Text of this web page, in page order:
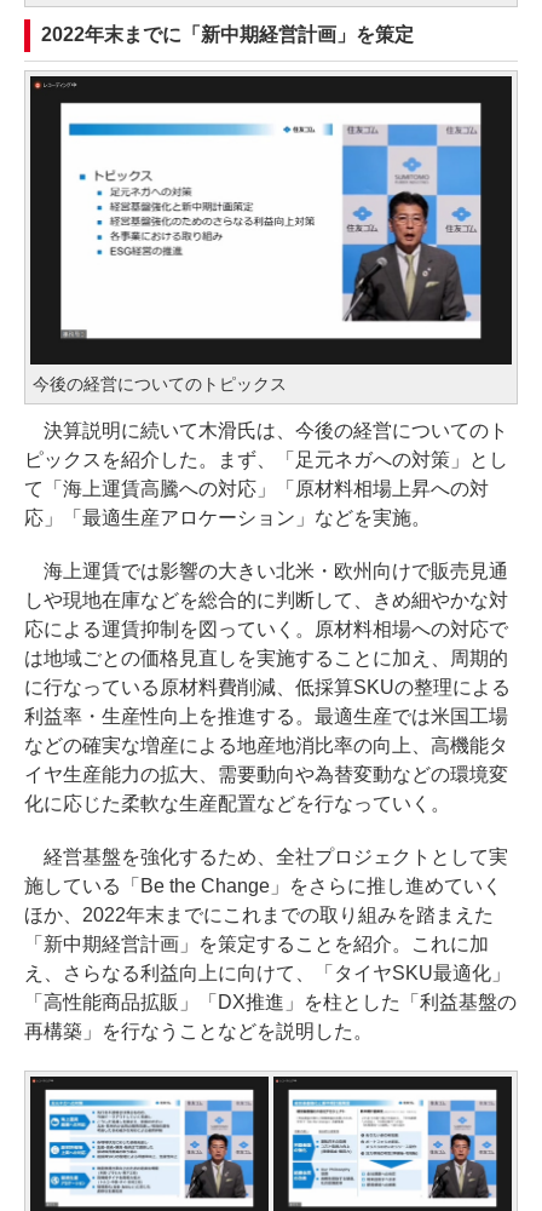
2022年末までに「新中期経営計画」を策定
今後の経営についてのトピックス
決算説明に続いて木滑氏は、今後の経営についてのト
ピックスを紹介した。まず、「足元ネガへの対策」とし
て「海上運賃高騰への対応」「原材料相場上昇への対
応」「最適生産アロケーション」などを実施。
海上運賃では影響の大きい北米・欧州向けで販売見通
しや現地在庫などを総合的に判断して、きめ細やかな対
応による運賃抑制を図っていく。原材料相場への対応で
は地域ごとの価格見直しを実施することに加え、周期的
に行なっている原材料費削減、低採算SKUの整理による
利益率・生産性向上を推進する。最適生産では米国工場
などの確実な増産による地産地消比率の向上、高機能タ
イヤ生産能力の拡大、需要動向や為替変動などの環境変
化に応じた柔軟な生産配置などを行なっていく。
経営基盤を強化するため、全社プロジェクトとして実
施している「Be the Change」をさらに推し進めていく
ほか、2022年末までにこれまでの取り組みを踏まえた
「新中期経営計画」を策定することを紹介。これに加
え、さらなる利益向上に向けて、「タイヤSKU最適化」
「高性能商品拡販」「DX推進」を柱とした「利益基盤の
再構築」を行なうことなどを説明した。